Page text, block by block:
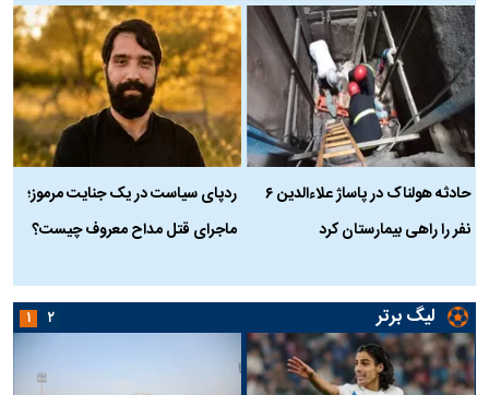
حادثه هولناک در پاساژ علاءالدین ۶
نفر را راهی بیمارستان کرد
ردپای سیاست در یک جنایت مرموز؛
ماجرای قتل مداح معروف چیست؟
لیگ برتر ۱ ۲